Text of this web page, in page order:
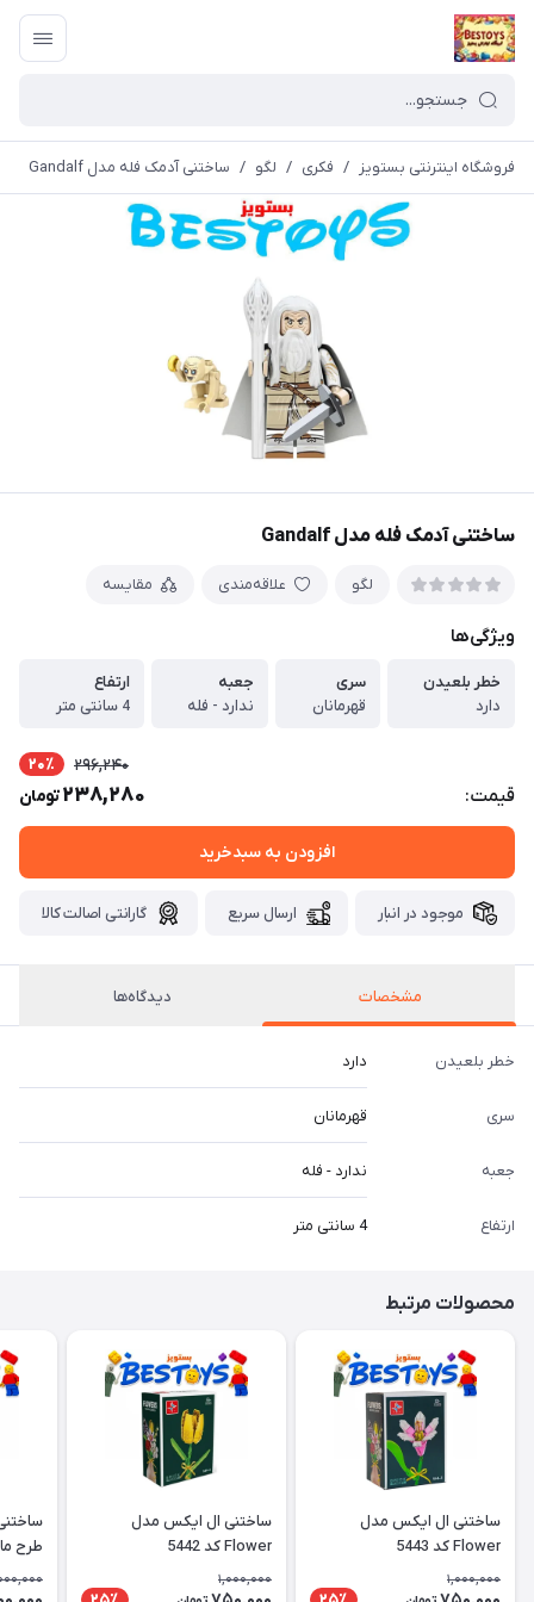
فروشگاه اینترنتی بستویز / فکری / لگو / ساختنی آدمک فله مدل Gandalf
ساختنی آدمک فله مدل Gandalf
لگو علاقه‌مندی مقایسه
ویژگی‌ها
خطر بلعیدن
دارد
سری
قهرمانان
جعبه
ندارد - فله
ارتفاع
4 سانتی متر
قیمت:
296,240 20٪
238,280تومان
افزودن به سبدخرید
موجود در انبار ارسال سریع گارانتی اصالت کالا
مشخصات دیدگاه‌ها
خطر بلعیدن دارد
سری قهرمانان
جعبه ندارد - فله
ارتفاع 4 سانتی متر
محصولات مرتبط
ساختنی ال ایکس مدل
Flower کد 5443
1,000,000
ساختنی ال ایکس مدل
Flower کد 5442
1,000,000
طرح